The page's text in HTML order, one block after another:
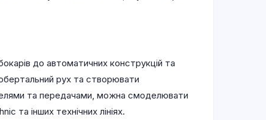
до автоматичних конструкцій та
рух та створювати
та передачами, можна смоделювати
та інших технічних лініях.